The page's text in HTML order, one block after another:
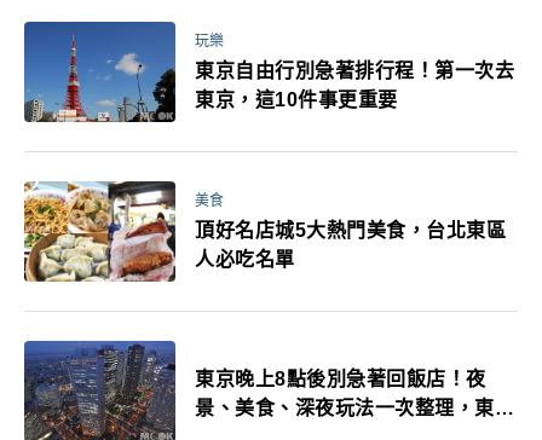
玩樂
東京自由行別急著排行程！第一次去
東京，這10件事更重要
美食
頂好名店城5大熱門美食，台北東區
人必吃名單
東京晚上8點後別急著回飯店！夜
景、美食、深夜玩法一次整理，東京